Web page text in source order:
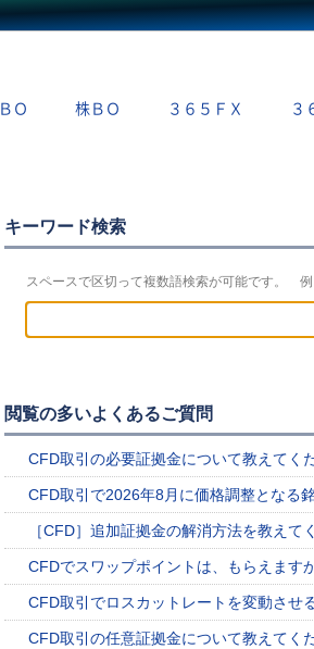
ＢＯ 株ＢＯ ３６５ＦＸ ３
キーワード検索
スペースで区切って複数語検索が可能です。
閲覧の多いよくあるご質問
CFD取引の必要証拠金について教えてく
CFD取引で2026年8月に価格調整となる
［CFD］追加証拠金の解消方法を教えて
CFDでスワップポイントは、もらえます
CFD取引でロスカットレートを変動させ
CFD取引の任意証拠金について教えてく